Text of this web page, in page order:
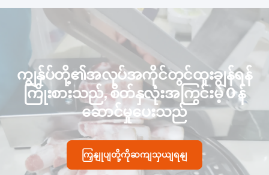
ကျွန်ုပ်တို့၏အလုပ်အကိုင်တွင်ထူးချွန်ရန်
ကြိုးစားသည်, စိတ်နှလုံးအကြွင်းမဲ့ 0 န်
ဆောင်မှုပေးသည်
ကြှနျုပျတို့ကိုဆကျသှယျရနျ